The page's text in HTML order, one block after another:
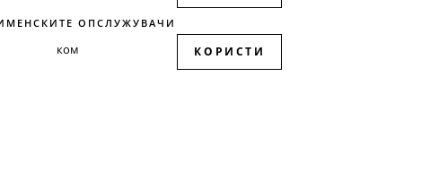
ОПСЛУЖУВАЧИ
КОРИСТИ